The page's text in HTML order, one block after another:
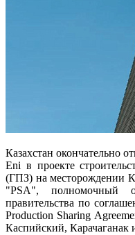
Казахстан окончательно
Eni в проекте
(ГПЗ) на месторождении
"PSA", полномочный
правительства по
Production Sharing
Каспийский, Карачаганак